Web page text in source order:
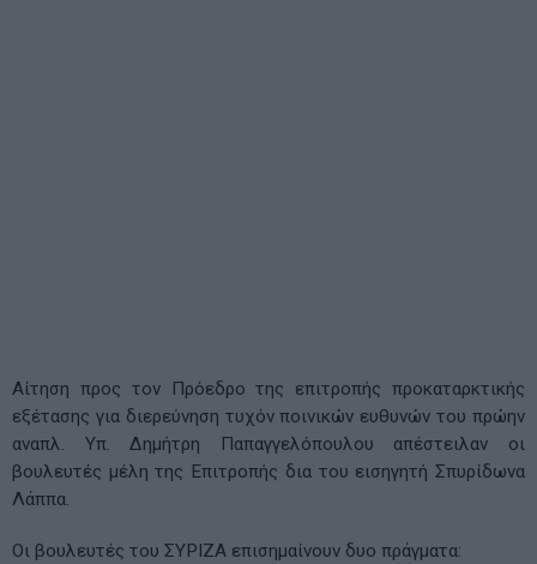
Αίτηση προς τον Πρόεδρο της επιτροπής προκαταρκτικής
εξέτασης για διερεύνηση τυχόν ποινικών ευθυνών του πρώην
αναπλ. Υπ. Δημήτρη Παπαγγελόπουλου απέστειλαν οι
βουλευτές μέλη της Επιτροπής δια του εισηγητή Σπυρίδωνα
Λάππα.
Οι βουλευτές του ΣΥΡΙΖΑ επισημαίνουν δυο πράγματα: